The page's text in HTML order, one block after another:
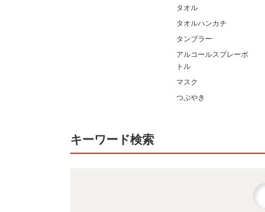
タオル
タオルハンカチ
タンブラー
アルコールスプレーボ
トル
マスク
つぶやき
キーワード検索